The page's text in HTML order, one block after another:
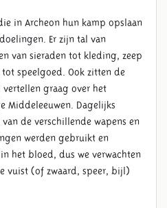
in Archeon hun kamp opslaan
Er zijn tal van
van sieraden tot kleding, zeep
speelgoed. Ook zitten de
graag over het
Middeleeuwen. Dagelijks
de verschillende wapens en
werden gebruikt en
het bloed, dus we verwachten
vuist (of zwaard, speer, bijl)